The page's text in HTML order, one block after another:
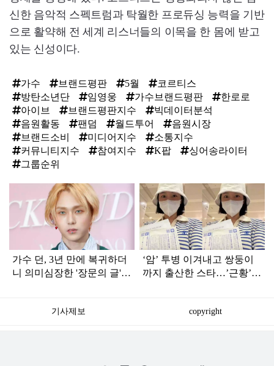
신한 음악적 스펙트럼과 탁월한 프로듀싱 능력을 기반
으로 활약해 전 세계 리스너들의 이목을 한 몸에 받고
있는 신성이다.
가수 브랜드평판 5월
코르티스
방탄소년단
임영웅 가수브랜드평판
한로로
아이브
브랜드평판지수
빅데이터분석
음원활동
팬덤 월드투어
음원시장
브랜드소비
미디어지수
소통지수
커뮤니티지수
참여지수 K팝
싱어송라이터
그룹순위
라
인
가수 던, 3년 만에 복귀하더
니 의미심장한 '장문의 글'
‘암’ 투병 이겨내고 쌍둥이
까지 출산한 스타…’근황’
기사제보 copyright